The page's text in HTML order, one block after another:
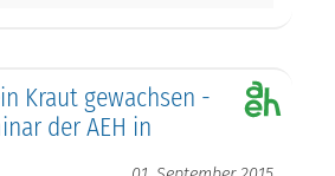
Kraut gewachsen -
der AEH in